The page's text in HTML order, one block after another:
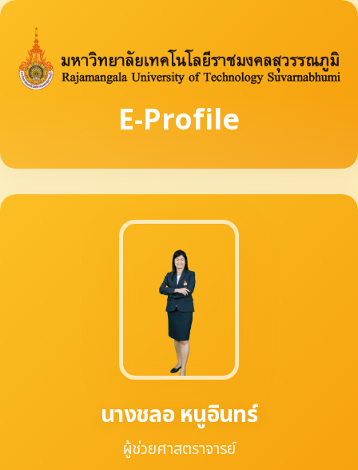
E-Profile
นางชลอ หนูอินทร์
ผู้ช่วยศาสตราจารย์